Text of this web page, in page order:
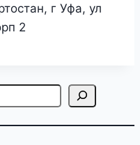
г Уфа, ул
2